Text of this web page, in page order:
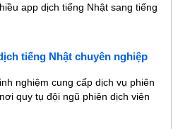
app dịch tiếng Nhật sang tiếng
tiếng Nhật chuyên nghiệp
nghiệm cung cấp dịch vụ phiên
quy tụ đội ngũ phiên dịch viên